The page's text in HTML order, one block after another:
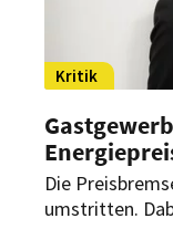
Kritik
Die
umstritten.